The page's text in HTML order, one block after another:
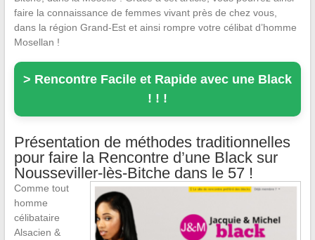
faire la connaissance de femmes vivant près de chez vous,
dans la région Grand-Est et ainsi rompre votre célibat d’homme
Mosellan !
> Rencontre Facile et Rapide avec une Black
! ! !
Présentation de méthodes traditionnelles
pour faire la Rencontre d’une Black sur
Nousseviller-lès-Bitche dans le 57 !
Comme tout
homme
célibataire
Alsacien &